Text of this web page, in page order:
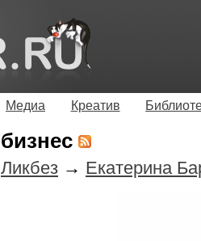
Медиа Креатив
бизнес
Ликбез → Екатерина